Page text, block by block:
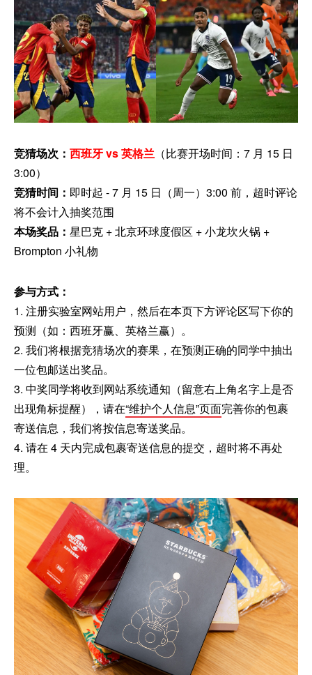
竞猜场次： 西班牙 vs 英格兰 （比赛开场时间：7 月 15 日
3:00）
竞猜时间： 即时起 - 7 月 15 日（周一）3:00 前，超时评论
将不会计入抽奖范围
本场奖品： 星巴克 + 北京环球度假区 + 小龙坎火锅 +
Brompton 小礼物
参与方式：
1. 注册实验室网站用户，然后在本页下方评论区写下你的
预测（如：西班牙赢、英格兰赢）。
2. 我们将根据竞猜场次的赛果，在预测正确的同学中抽出
一位包邮送出奖品。
3. 中奖同学将收到网站系统通知（留意右上角名字上是否
出现角标提醒），请在“维护个人信息”页面完善你的包裹
寄送信息，我们将按信息寄送奖品。
4. 请在 4 天内完成包裹寄送信息的提交，超时将不再处
理。